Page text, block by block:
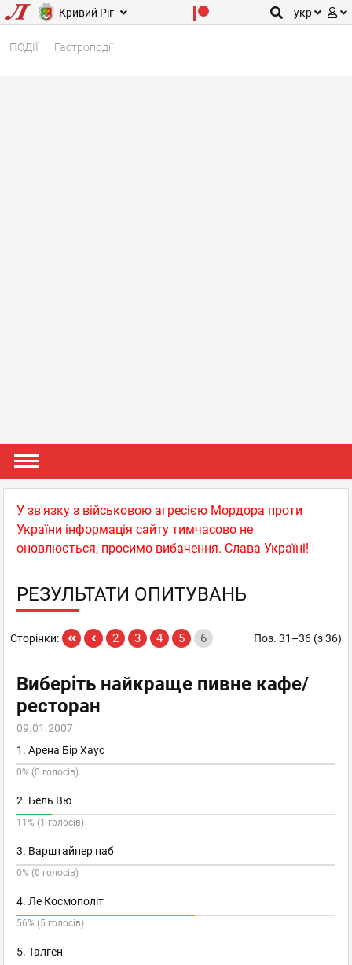
Кривий Ріг укр
ПОДІЇ Гастроподії
У зв'язку з військовою агресією Мордора проти
України інформація сайту тимчасово не
оновлюється, просимо вибачення. Слава Україні!
РЕЗУЛЬТАТИ ОПИТУВАНЬ
Поз. 31–36 (з 36)
Сторінки: 2 3 4 5 6
Виберіть найкраще пивне кафе/
ресторан
09.01.2007
1. Арена Бір Хаус
0% (0 голосів)
2. Бель Вю
11% (1 голосів)
3. Варштайнер паб
0% (0 голосів)
4. Ле Космополіт
56% (5 голосів)
5. Талген